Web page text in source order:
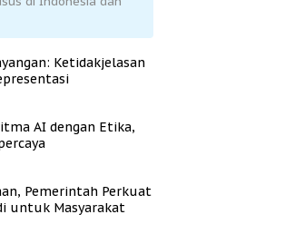
Ketidakjelasan
AI dengan Etika,
Pemerintah Perkuat
untuk Masyarakat